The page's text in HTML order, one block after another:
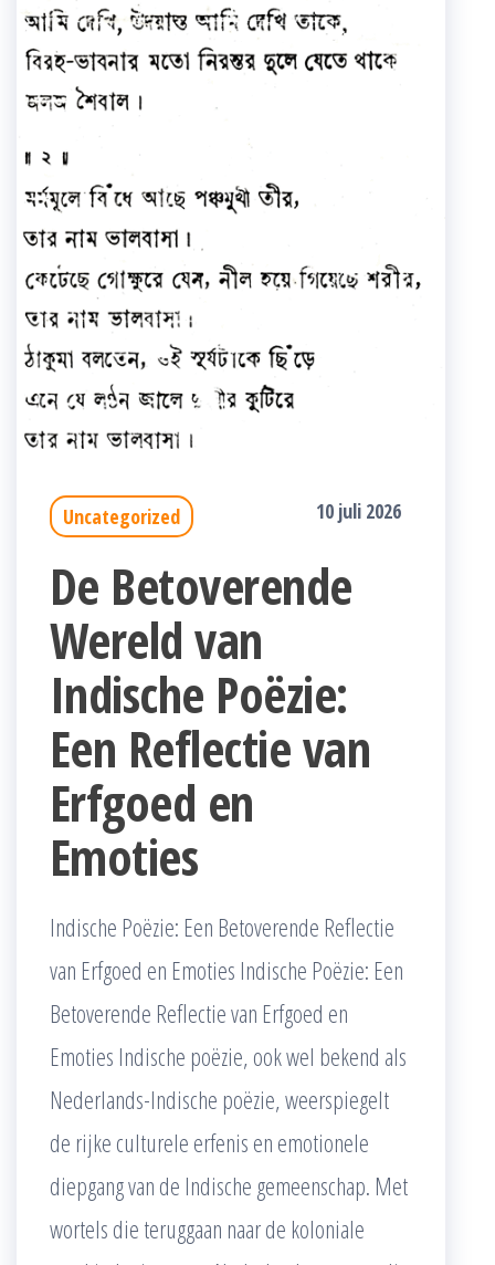
Uncategorized 10 juli 2026
De Betoverende
Wereld van
Indische Poëzie:
Een Reflectie van
Erfgoed en
Emoties
Indische Poëzie: Een Betoverende Reflectie
van Erfgoed en Emoties Indische Poëzie: Een
Betoverende Reflectie van Erfgoed en
Emoties Indische poëzie, ook wel bekend als
Nederlands-Indische poëzie, weerspiegelt
de rijke culturele erfenis en emotionele
diepgang van de Indische gemeenschap. Met
wortels die teruggaan naar de koloniale